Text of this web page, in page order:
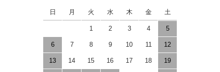
日 月 火 水 木 金 土
1 2 3 4 5
6 7 8 9 10 11 12
13 14 15 16 17 18 19